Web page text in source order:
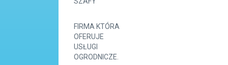
FIRMA KTÓRA
OFERUJE
USŁUGI
OGRODNICZE.